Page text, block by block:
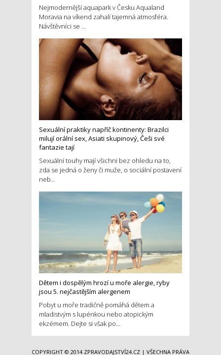
Nejmodernější aquapark v Česku Aqualand
Moravia na víkend zahalí tajemná atmosféra.
Návštěvníci se ...
Sexuální praktiky napříč kontinenty: Brazilci
milují orální sex, Asiati skupinový, Češi své
fantazie tají
Sexuální touhy mají všichni bez ohledu na to,
zda se jedná o ženy či muže, o sociální postavení
neb...
Dětem i dospělým hrozí u moře alergie, ryby
jsou 5. nejčastějším alergenem
Pobyt u moře tradičně pomáhá dětem a
mladistvým s lupénkou nebo atopickým
ekzémem. Dejte si však po...
COPYRIGHT © 2014 ZPRAVODAJSTVÍ24.CZ | VŠECHNA PRÁVA